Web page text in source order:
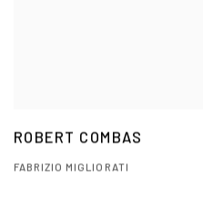
ROBERT COMBAS
FABRIZIO MIGLIORATI